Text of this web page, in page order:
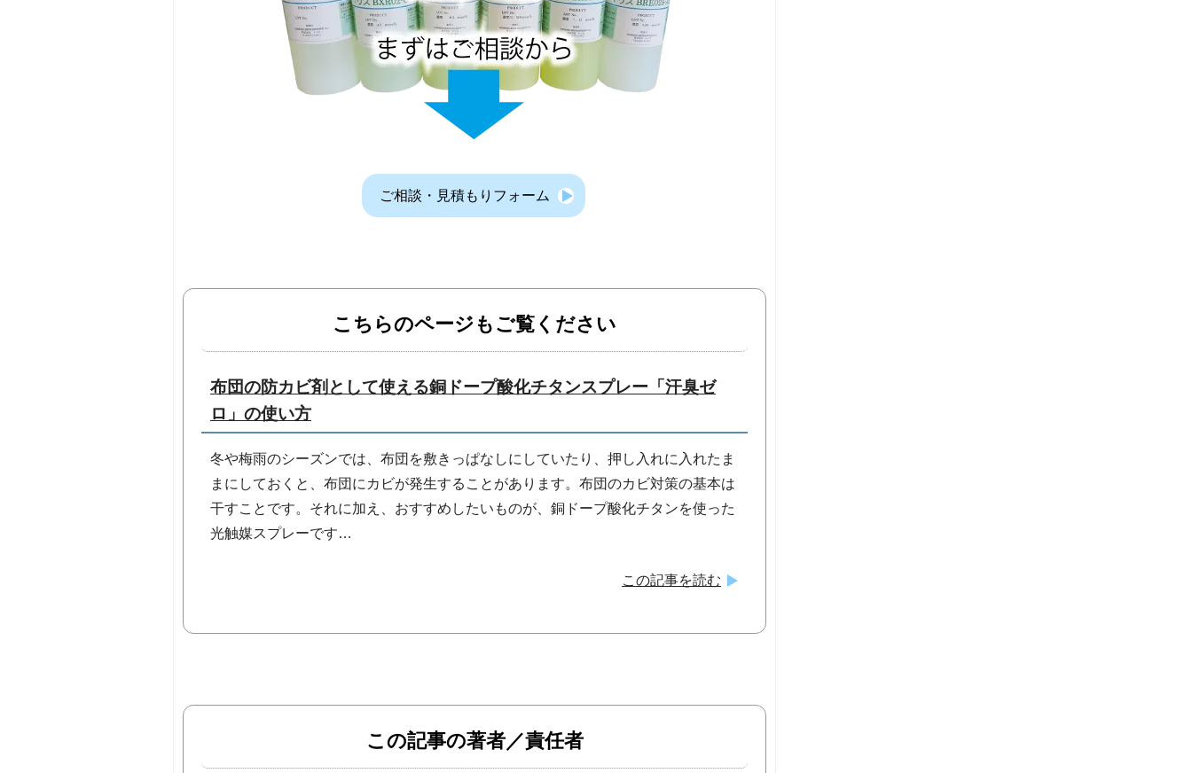
ご相談・見積もりフォーム
こちらのページもご覧ください
布団の防カビ剤として使える銅ドープ酸化チタンスプレー「汗臭ゼ
ロ」の使い方
冬や梅雨のシーズンでは、布団を敷きっぱなしにしていたり、押し入れに入れたま
まにしておくと、布団にカビが発生することがあります。布団のカビ対策の基本は
干すことです。それに加え、おすすめしたいものが、銅ドープ酸化チタンを使った
光触媒スプレーです…
この記事を読む
この記事の著者／責任者